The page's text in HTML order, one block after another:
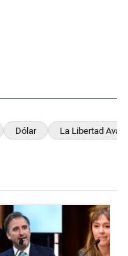
Dólar La Libertad
"Encuesta: Patricia
artículo de tendencia con